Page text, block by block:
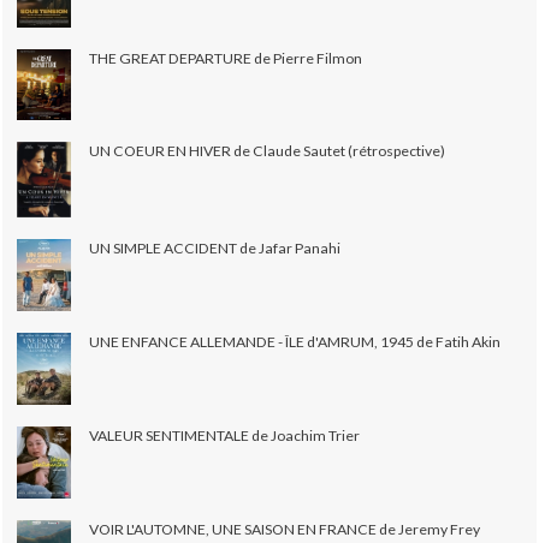
THE GREAT DEPARTURE de Pierre Filmon
UN COEUR EN HIVER de Claude Sautet (rétrospective)
UN SIMPLE ACCIDENT de Jafar Panahi
UNE ENFANCE ALLEMANDE - ÎLE d'AMRUM, 1945 de Fatih Akin
VALEUR SENTIMENTALE de Joachim Trier
VOIR L'AUTOMNE, UNE SAISON EN FRANCE de Jeremy Frey